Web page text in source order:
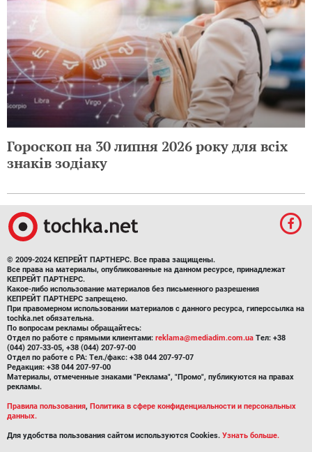
Гороскоп на 30 липня 2026 року для всіх
знаків зодіаку
© 2009-2024 КЕПРЕЙТ ПАРТНЕРС. Все права защищены.
Все права на материалы, опубликованные на данном ресурсе, принадлежат
КЕПРЕЙТ ПАРТНЕРС.
Какое-либо использование материалов без письменного разрешения
КЕПРЕЙТ ПАРТНЕРС запрещено.
При правомерном использовании материалов с данного ресурса, гиперссылка на
tochka.net обязательна.
По вопросам рекламы обращайтесь:
Отдел по работе с прямыми клиентами: reklama@mediadim.com.ua Тел: +38
(044) 207-33-05, +38 (044) 207-97-00
Отдел по работе с РА: Тел./факс: +38 044 207-97-07
Редакция: +38 044 207-97-00
Материалы, отмеченные знаками "Реклама", "Промо", публикуются на правах
рекламы.
Правила пользования, Политика в сфере конфиденциальности и персональных
данных.
Для удобства пользования сайтом используются Cookies. Узнать больше.